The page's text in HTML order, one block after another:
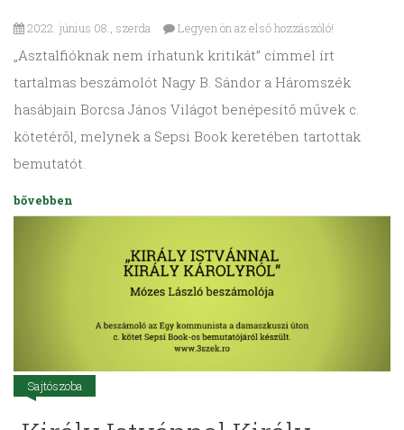
2022. június 08., szerda Legyen ön az első hozzászóló!
„Asztalfióknak nem írhatunk kritikát” címmel írt
tartalmas beszámolót Nagy B. Sándor a Háromszék
hasábjain Borcsa János Világot benépesítő művek c.
kötetéről, melynek a Sepsi Book keretében tartottak
bemutatót.
bővebben
Sajtószoba